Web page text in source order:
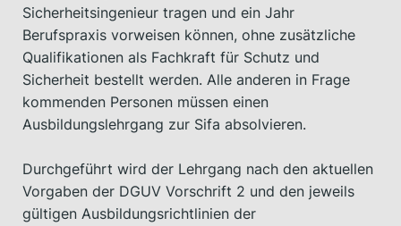
Sicherheitsingenieur tragen und ein Jahr
Berufspraxis vorweisen können, ohne zusätzliche
Qualifikationen als Fachkraft für Schutz und
Sicherheit bestellt werden. Alle anderen in Frage
kommenden Personen müssen einen
Ausbildungslehrgang zur Sifa absolvieren.
Durchgeführt wird der Lehrgang nach den aktuellen
Vorgaben der DGUV Vorschrift 2 und den jeweils
gültigen Ausbildungsrichtlinien der